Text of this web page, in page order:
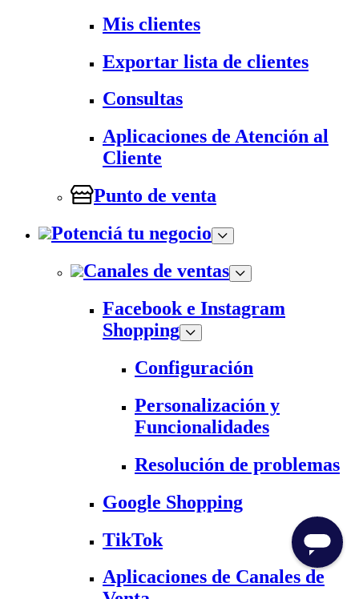
Mis clientes
Exportar lista de clientes
Consultas
Aplicaciones de Atención al
Cliente
Punto de venta
Potenciá tu negocio
Canales de ventas
Facebook e Instagram
Shopping
Configuración
Personalización y
Funcionalidades
Resolución de problemas
Google Shopping
TikTok
Aplicaciones de Canales de